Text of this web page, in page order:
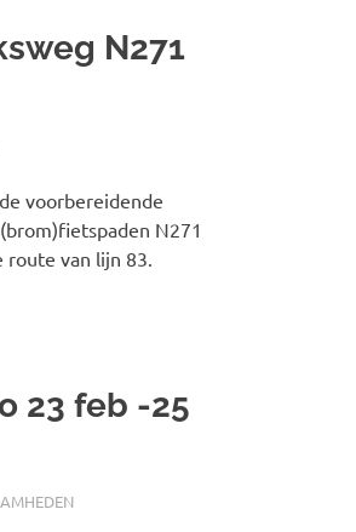
N271
voorbereidende
N271
van lijn 83.
23 feb -25